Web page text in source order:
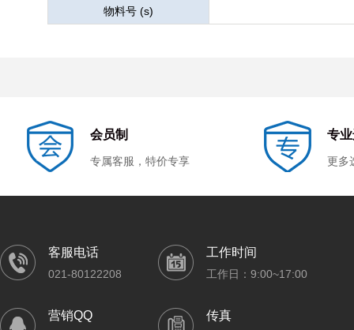
物料号 (s)
会员制
专属客服，特价专享
专
更多
客服电话
021-80122208
工作时间
工作日：9:00~17:00
营销QQ 传真